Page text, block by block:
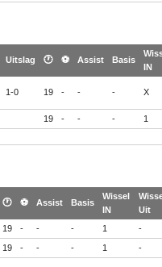
Uitslag 🕐 ⚽ Assist Basis
IN
1-0 19 - - - X
19 - - - 1
🕐 ⚽ Assist Basis
Wissel
IN
Uit
19 - - - 1 -
19 - - - 1 -